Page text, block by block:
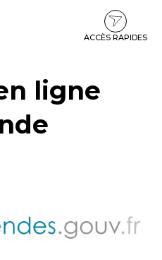
ACCÈS RAPIDES
ligne